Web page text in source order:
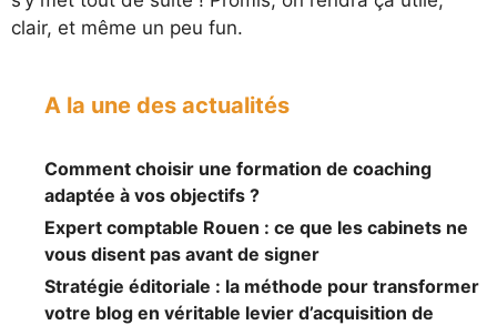
clair, et même un peu fun.
A la une des actualités
Comment choisir une formation de coaching
adaptée à vos objectifs ?
Expert comptable Rouen : ce que les cabinets ne
vous disent pas avant de signer
Stratégie éditoriale : la méthode pour transformer
votre blog en véritable levier d’acquisition de